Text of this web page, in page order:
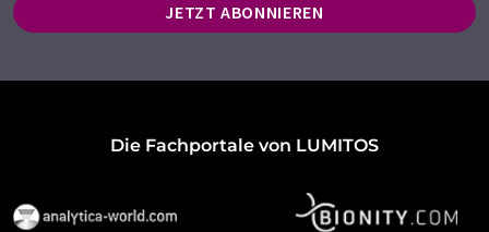
JETZT ABONNIEREN
Die Fachportale von LUMITOS